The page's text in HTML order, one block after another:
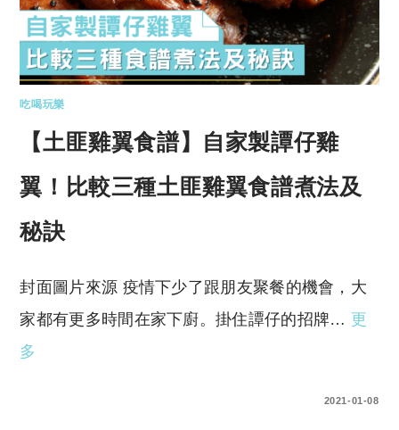
吃喝玩樂
【土匪雞翼食譜】自家製譚仔雞
翼！比較三種土匪雞翼食譜煮法及
秘訣
封面圖片來源 疫情下少了跟朋友聚餐的機會，大
家都有更多時間在家下廚。掛住譚仔的招牌… 更
多
2021-01-08